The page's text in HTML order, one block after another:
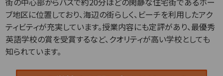
ブ地区に位置しており、海辺の街らしく、ビーチを利用したアク
ティビティが充実しています。授業内容にも定評があり、最優秀
英語学校の賞を受賞するなど、クオリティが高い学校としても
知られています。